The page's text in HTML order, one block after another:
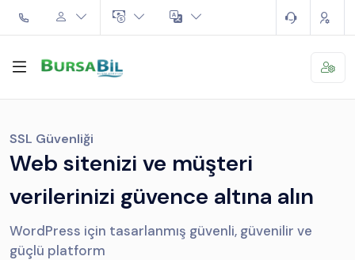
SSL Güvenliği
Web sitenizi ve müşteri
verilerinizi güvence altına alın
WordPress için tasarlanmış güvenli, güvenilir ve
güçlü platform